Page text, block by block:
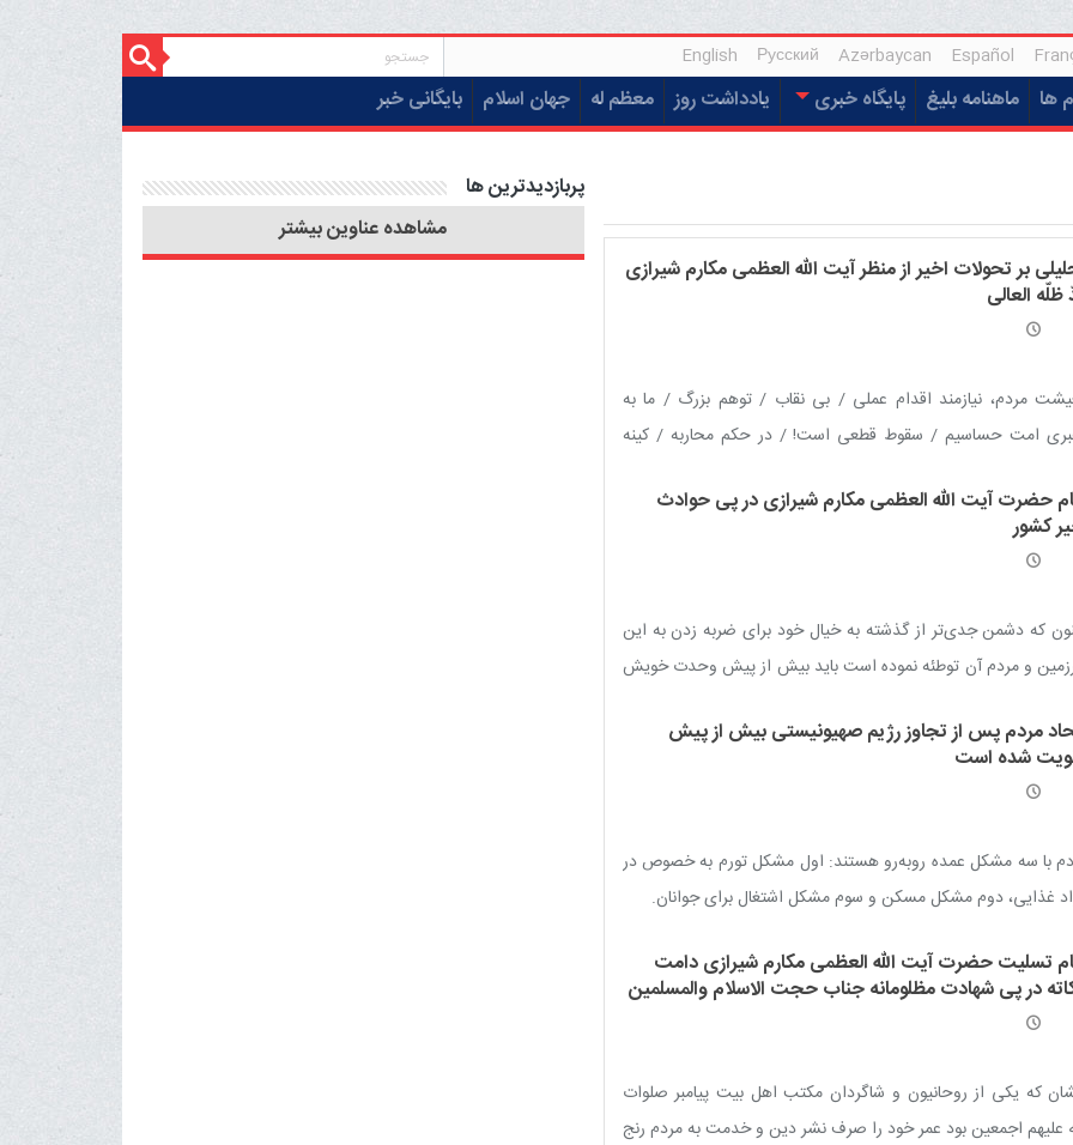
Español
Azərbaycan
Русский
English
ها ماهنامه بلیغ پایگاه خبری یادداشت روز معظم له جهان اسلام بایگانی خبر
بر تحولات اخیر از منظر آیت الله العظمی مکارم شیرازی
العالی
مردم، نیازمند اقدام عملی / بی نقاب / توهم بزرگ / ما به
امت حساسیم / سقوط قطعی است! / در حکم محاربه / کینه
حضرت آیت الله العظمی مکارم شیرازی در پی حوادث
کشور
که دشمن جدی‌تر از گذشته به خیال خود برای ضربه زدن به این
و مردم آن توطئه نموده است باید بیش از پیش وحدت خویش
مردم پس از تجاوز رژیم صهیونیستی بیش از پیش
شده است
با سه مشکل عمده روبه‌رو هستند: اول مشکل تورم به خصوص در
غذایی، دوم مشکل مسکن و سوم مشکل اشتغال برای جوانان.
تسلیت حضرت آیت الله العظمی مکارم شیرازی دامت
در پی شهادت مظلومانه جناب حجت الاسلام والمسلمین
شیخ رسول شحود
که یکی از روحانیون و شاگردان مکتب اهل بیت پیامبر صلوات
علیهم اجمعین بود عمر خود را صرف نشر دین و خدمت به مردم رنج
پربازدیدترین ها
مشاهده عناوین بیشتر